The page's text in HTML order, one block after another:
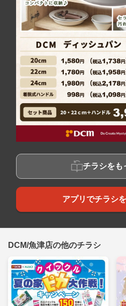
チラシをも
アプリでチラシ
DCM/魚津店の他のチラシ